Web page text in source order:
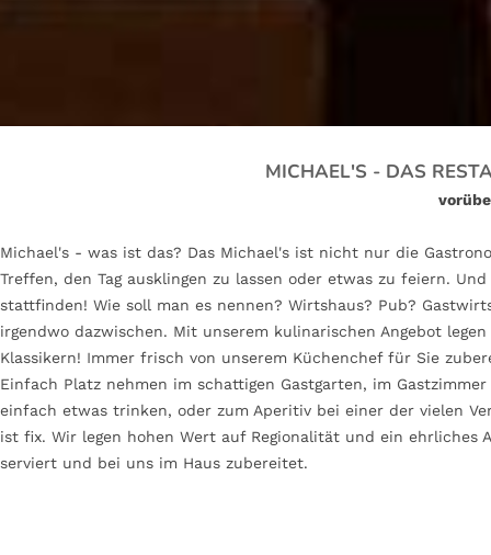
MICHAEL'S - DAS
Michael's - was ist das? Das Michael's ist nicht nur die
Treffen, den Tag ausklingen zu lassen oder etwas zu feiern.
stattfinden! Wie soll man es nennen? Wirtshaus? Pub?
irgendwo dazwischen. Mit unserem kulinarischen Angebot
Klassikern! Immer frisch von unserem Küchenchef für Sie
Einfach Platz nehmen im schattigen Gastgarten, im
einfach etwas trinken, oder zum Aperitiv bei einer der vielen
ist fix. Wir legen hohen Wert auf Regionalität und ein
serviert und bei uns im Haus zubereitet.